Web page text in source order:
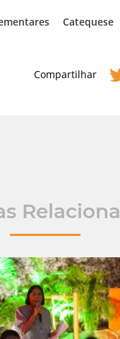
Catequese
Compartilhar